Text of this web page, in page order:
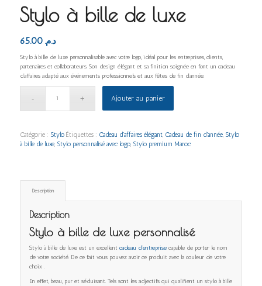
Stylo à bille de luxe
د.م. 65.00
Stylo à bille de luxe personnalisable avec votre logo, idéal pour les entreprises, clients,
partenaires et collaborateurs. Son design élégant et sa finition soignée en font un cadeau
d’affaires adapté aux événements professionnels et aux fêtes de fin d’année.
Ajouter au panier
Catégorie : Stylo Étiquettes : Cadeau d’affaires élégant, Cadeau de fin d'année, Stylo
à bille de luxe, Stylo personnalisé avec logo, Stylo premium Maroc
Description
Description
Stylo à bille de luxe personnalisé
Stylo à bille de luxe est un excellent cadeau d’entreprisecapable de porter le nom
de votre société. De ce fait vous pouvez avoir ce produit avec la couleur de votre
choix .
En effet, beau, pur et séduisant. Tels sont les adjectifs qui qualifient un stylo à bille